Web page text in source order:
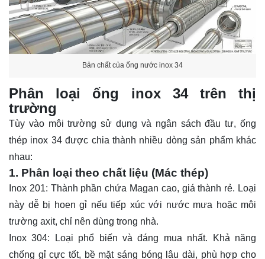
Bản chất của ống nước inox 34
Phân loại ống inox 34 trên thị
trường
Tùy vào môi trường sử dụng và ngân sách đầu tư, ống
thép inox 34 được chia thành nhiều dòng sản phẩm khác
nhau:
1. Phân loại theo chất liệu (Mác thép)
Inox 201: Thành phần chứa Magan cao, giá thành rẻ. Loại
này dễ bị hoen gỉ nếu tiếp xúc với nước mưa hoặc môi
trường axit, chỉ nên dùng trong nhà.
Inox 304: Loại phổ biến và đáng mua nhất. Khả năng
chống gỉ cực tốt, bề mặt sáng bóng lâu dài, phù hợp cho